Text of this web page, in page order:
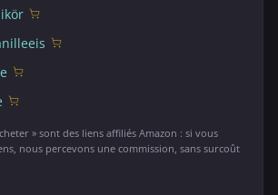
» sont des liens affiliés Amazon : si vous
nous percevons une commission, sans surcoût